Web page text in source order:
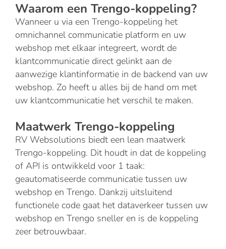
Waarom een Trengo-koppeling?
Wanneer u via een Trengo-koppeling het
omnichannel communicatie platform en uw
webshop met elkaar integreert, wordt de
klantcommunicatie direct gelinkt aan de
aanwezige klantinformatie in de backend van uw
webshop. Zo heeft u alles bij de hand om met
uw klantcommunicatie het verschil te maken.
Maatwerk Trengo-koppeling
RV Websolutions biedt een lean maatwerk
Trengo-koppeling. Dit houdt in dat de koppeling
of API is ontwikkeld voor 1 taak:
geautomatiseerde communicatie tussen uw
webshop en Trengo. Dankzij uitsluitend
functionele code gaat het dataverkeer tussen uw
webshop en Trengo sneller en is de koppeling
zeer betrouwbaar.